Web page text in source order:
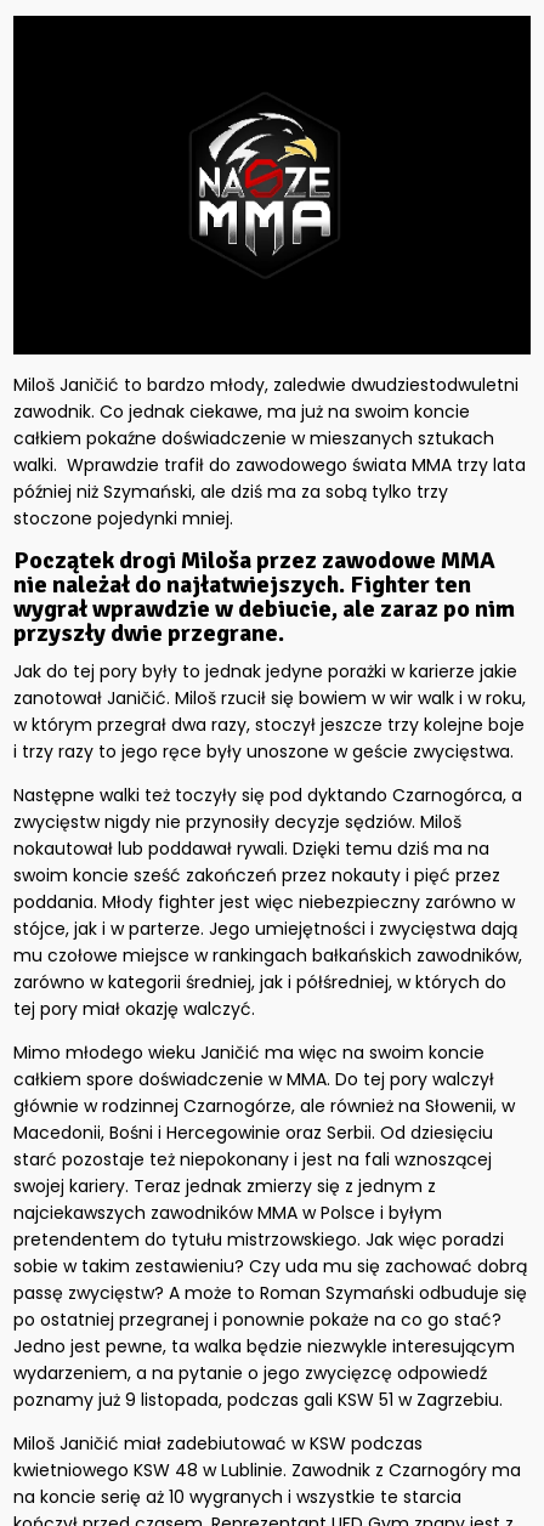
Miloš Janičić to bardzo młody, zaledwie dwudziestodwuletni
zawodnik. Co jednak ciekawe, ma już na swoim koncie
całkiem pokaźne doświadczenie w mieszanych sztukach
walki. Wprawdzie trafił do zawodowego świata MMA trzy lata
później niż Szymański, ale dziś ma za sobą tylko trzy
stoczone pojedynki mniej.
Początek drogi Miloša przez zawodowe MMA
nie należał do najłatwiejszych. Fighter ten
wygrał wprawdzie w debiucie, ale zaraz po nim
przyszły dwie przegrane.
Jak do tej pory były to jednak jedyne porażki w karierze jakie
zanotował Janičić. Miloš rzucił się bowiem w wir walk i w roku,
w którym przegrał dwa razy, stoczył jeszcze trzy kolejne boje
i trzy razy to jego ręce były unoszone w geście zwycięstwa.
Następne walki też toczyły się pod dyktando Czarnogórca, a
zwycięstw nigdy nie przynosiły decyzje sędziów. Miloš
nokautował lub poddawał rywali. Dzięki temu dziś ma na
swoim koncie sześć zakończeń przez nokauty i pięć przez
poddania. Młody fighter jest więc niebezpieczny zarówno w
stójce, jak i w parterze. Jego umiejętności i zwycięstwa dają
mu czołowe miejsce w rankingach bałkańskich zawodników,
zarówno w kategorii średniej, jak i półśredniej, w których do
tej pory miał okazję walczyć.
Mimo młodego wieku Janičić ma więc na swoim koncie
całkiem spore doświadczenie w MMA. Do tej pory walczył
głównie w rodzinnej Czarnogórze, ale również na Słowenii, w
Macedonii, Bośni i Hercegowinie oraz Serbii. Od dziesięciu
starć pozostaje też niepokonany i jest na fali wznoszącej
swojej kariery. Teraz jednak zmierzy się z jednym z
najciekawszych zawodników MMA w Polsce i byłym
pretendentem do tytułu mistrzowskiego. Jak więc poradzi
sobie w takim zestawieniu? Czy uda mu się zachować dobrą
passę zwycięstw? A może to Roman Szymański odbuduje się
po ostatniej przegranej i ponownie pokaże na co go stać?
Jedno jest pewne, ta walka będzie niezwykle interesującym
wydarzeniem, a na pytanie o jego zwycięzcę odpowiedź
poznamy już 9 listopada, podczas gali KSW 51 w Zagrzebiu.
Miloš Janičić miał zadebiutować w KSW podczas
kwietniowego KSW 48 w Lublinie. Zawodnik z Czarnogóry ma
na koncie serię aż 10 wygranych i wszystkie te starcia